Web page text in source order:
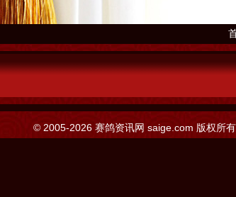
© 2005-2026 赛鸽资讯网 saige.com 版权所